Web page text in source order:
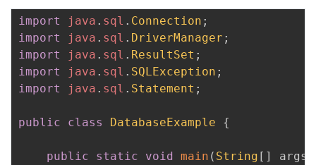
import java . sql . Connection ;
import
java . sql . DriverManager ;
import
java . sql . ResultSet ;
import
java . sql . SQLException ;
import
java . sql . Statement ;
public class DatabaseExample {
public static void main ( String [ ] args